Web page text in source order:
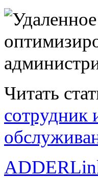
Читать
сотрудник